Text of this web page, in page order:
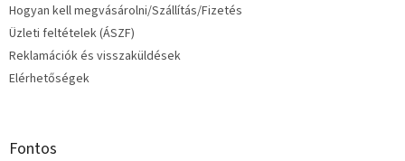
Hogyan kell megvásárolni/Szállítás/Fizetés
Üzleti feltételek (ÁSZF)
Reklamációk és visszaküldések
Elérhetőségek
Fontos